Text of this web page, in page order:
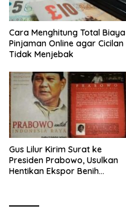
Cara Menghitung Total Biaya
Pinjaman Online agar Cicilan
Tidak Menjebak
Gus Lilur Kirim Surat ke
Presiden Prabowo, Usulkan
Hentikan Ekspor Benih